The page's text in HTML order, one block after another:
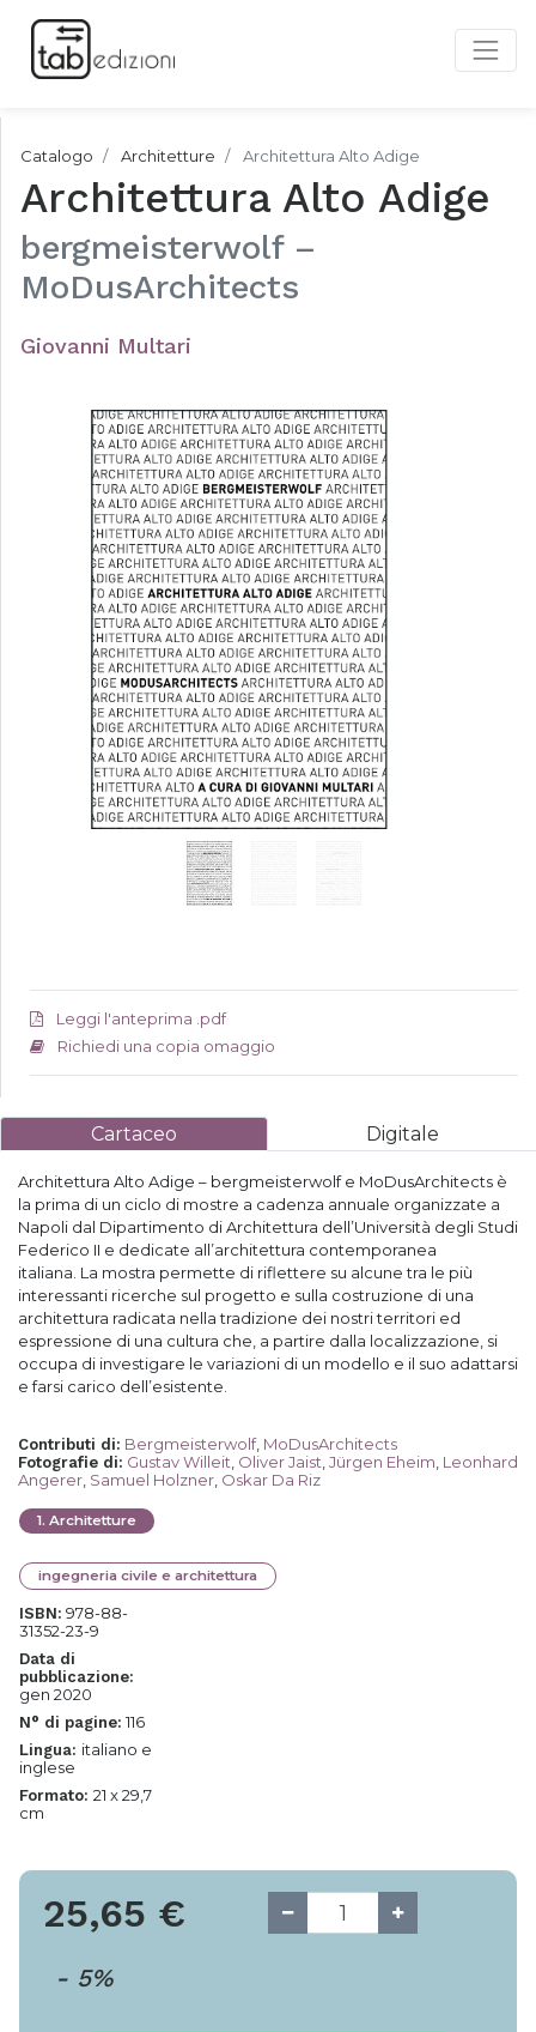
Catalogo Architetture Architettura Alto Adige
Architettura Alto Adige
bergmeisterwolf –
MoDusArchitects
Giovanni Multari
Leggi l'anteprima .pdf
Richiedi una copia omaggio
Cartaceo Digitale
Architettura Alto Adige – bergmeisterwolf e MoDusArchitects è
la prima di un ciclo di mostre a cadenza annuale organizzate a
Napoli dal Dipartimento di Architettura dell’Università degli Studi
Federico II e dedicate all’architettura contemporanea
italiana. La mostra permette di riflettere su alcune tra le più
interessanti ricerche sul progetto e sulla costruzione di una
architettura radicata nella tradizione dei nostri territori ed
espressione di una cultura che, a partire dalla localizzazione, si
occupa di investigare le variazioni di un modello e il suo adattarsi
e farsi carico dell’esistente.
Contributi di: Bergmeisterwolf, MoDusArchitects
Fotografie di: Gustav Willeit Oliver Jaist Jürgen Eheim Leonhard
Angerer Samuel Holzner Oskar Da Riz
1. Architetture
ingegneria civile e architettura
ISBN: 978-88-
31352-23-9
Data di
pubblicazione:
gen 2020
N° di pagine: 116
Lingua: italiano e
inglese
Formato: 21 x 29,7
cm
25,65 €
- 5%